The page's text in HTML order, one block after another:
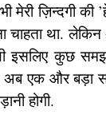
मेरी ज़िन्दगी
था.
इसलिए कुछ
एक और बड़ा
होगी.